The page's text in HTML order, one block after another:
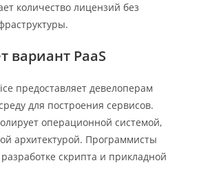
количество лицензий без
вариант PaaS
предоставляет девелоперам
для построения сервисов.
операционной системой,
архитектурой. Программисты
скрипта и прикладной